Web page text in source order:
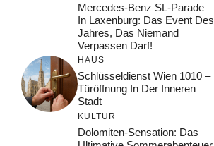
Mercedes-Benz SL-Parade
In Laxenburg: Das Event Des
Jahres, Das Niemand
Verpassen Darf!
HAUS
Schlüsseldienst Wien 1010 –
Türöffnung In Der Inneren
Stadt
KULTUR
Dolomiten-Sensation: Das